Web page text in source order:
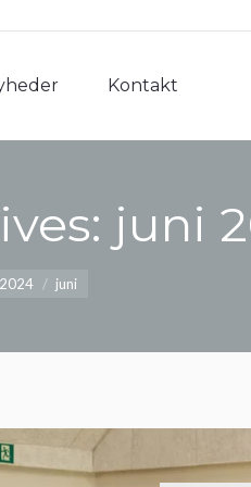
Kontakt
juni
2024 juni
Kontakt